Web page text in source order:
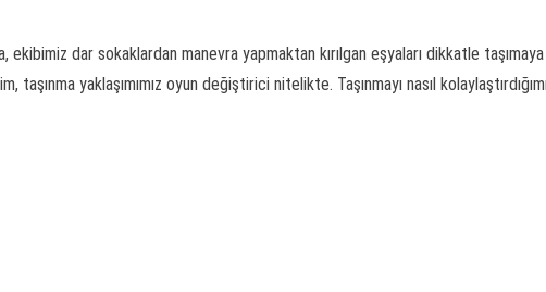
ekibimiz dar sokaklardan manevra yapmaktan kırılgan eşyaları dikkatle
yaklaşımımız oyun değiştirici nitelikte. Taşınmayı nasıl